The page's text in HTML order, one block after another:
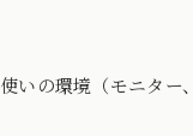
の環境（モニター